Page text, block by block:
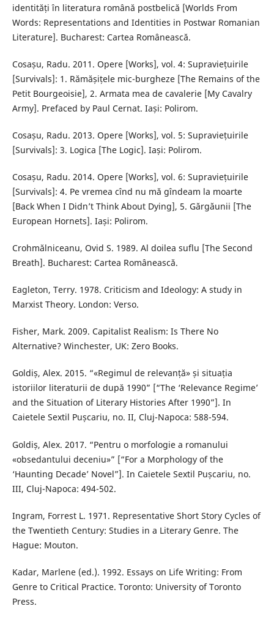
identități în literatura română postbelică [Worlds From
Words: Representations and Identities in Postwar Romanian
Literature]. Bucharest: Cartea Românească.
Cosașu, Radu. 2011. Opere [Works], vol. 4: Supraviețuirile
[Survivals]: 1. Rămășițele mic-burgheze [The Remains of the
Petit Bourgeoisie], 2. Armata mea de cavalerie [My Cavalry
Army]. Prefaced by Paul Cernat. Iași: Polirom.
Cosașu, Radu. 2013. Opere [Works], vol. 5: Supraviețuirile
[Survivals]: 3. Logica [The Logic]. Iași: Polirom.
Cosașu, Radu. 2014. Opere [Works], vol. 6: Supraviețuirile
[Survivals]: 4. Pe vremea cînd nu mă gîndeam la moarte
[Back When I Didn’t Think About Dying], 5. Gărgăunii [The
European Hornets]. Iași: Polirom.
Crohmălniceanu, Ovid S. 1989. Al doilea suflu [The Second
Breath]. Bucharest: Cartea Românească.
Eagleton, Terry. 1978. Criticism and Ideology: A study in
Marxist Theory. London: Verso.
Fisher, Mark. 2009. Capitalist Realism: Is There No
Alternative? Winchester, UK: Zero Books.
Goldiș, Alex. 2015. “«Regimul de relevanță» și situația
istoriilor literaturii de după 1990” [“The ‘Relevance Regime’
and the Situation of Literary Histories After 1990”]. In
Caietele Sextil Pușcariu, no. II, Cluj-Napoca: 588-594.
Goldiș, Alex. 2017. “Pentru o morfologie a romanului
«obsedantului deceniu»” [“For a Morphology of the
‘Haunting Decade’ Novel”]. In Caietele Sextil Pușcariu, no.
III, Cluj-Napoca: 494-502.
Ingram, Forrest L. 1971. Representative Short Story Cycles of
the Twentieth Century: Studies in a Literary Genre. The
Hague: Mouton.
Kadar, Marlene (ed.). 1992. Essays on Life Writing: From
Genre to Critical Practice. Toronto: University of Toronto
Press.